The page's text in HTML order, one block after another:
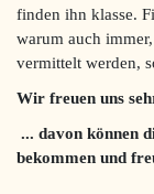
finden ihn klasse.
warum auch
vermittelt werden,
Wir freuen uns
... davon können
bekommen und